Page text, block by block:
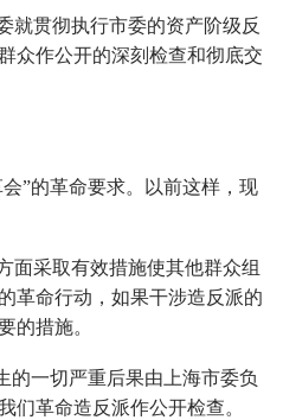
就贯彻执行市委的资产阶级反
众作公开的深刻检查和彻底交
”的革命要求。以前这样，现
面采取有效措施使其他群众组
革命行动，如果干涉造反派的
的措施。
的一切严重后果由上海市委负
们革命造反派作公开检查。